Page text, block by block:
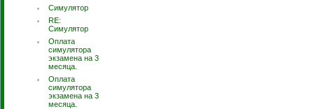
Симулятор
RE:
Симулятор
Оплата
симулятора
экзамена на 3
месяца.
Оплата
симулятора
экзамена на 3
месяца.